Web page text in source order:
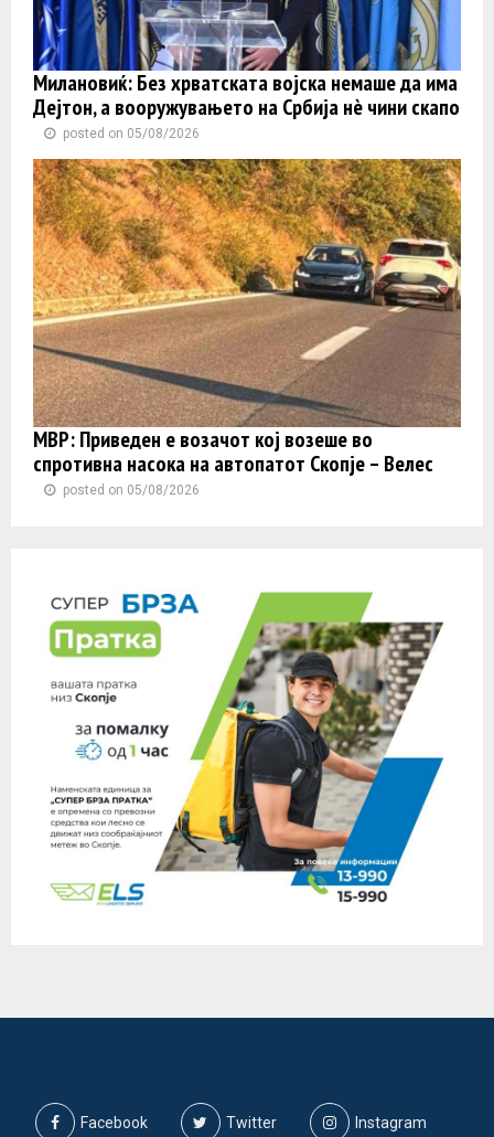
Милановиќ: Без хрватската војска немаше да има
Дејтон, а вооружувањето на Србија нè чини скапо
posted on 05/08/2026
МВР: Приведен е возачот кој возеше во
спротивна насока на автопатот Скопје – Велес
posted on 05/08/2026
Facebook Twitter Instagram